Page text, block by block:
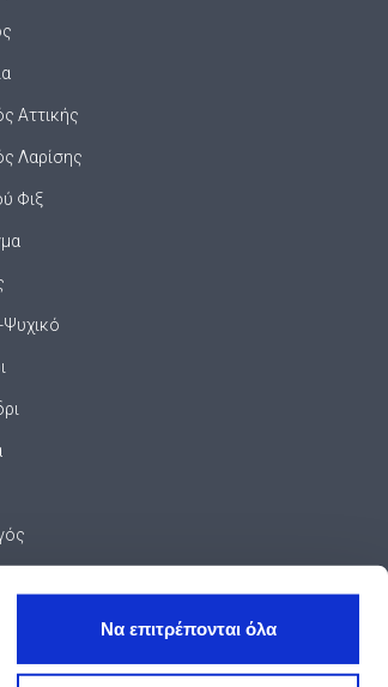
Να επιτρέπονται όλα
Αττικής
Λαρίσης
Φιξ
- Ίδρυμα Νιάρχος